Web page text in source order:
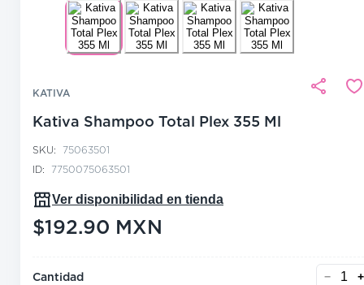
KATIVA
Kativa Shampoo Total Plex 355 Ml
SKU:
75063501
ID:
7750075063501
Ver disponibilidad en tienda
$192.90 MXN
precio actual $192.90
Cantidad − +